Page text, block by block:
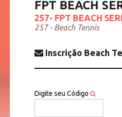
FPT BEACH
257- FPT BEACH
257 - Beach Tennis
Inscrição Beach
Digite seu Código